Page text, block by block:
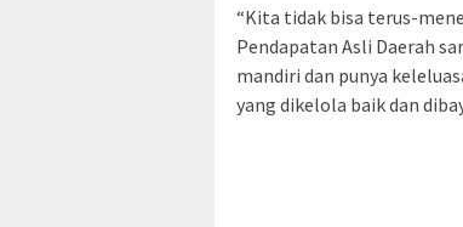
“Kita tidak bisa terus-
Pendapatan Asli Daerah
mandiri dan punya
yang dikelola baik dan